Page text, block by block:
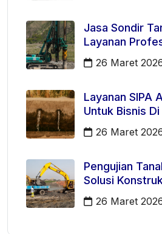
Jasa Sondir
Layanan
Kecamatan
26 Maret
Layanan SIPA
Untuk Bisnis
26 Maret
Pengujian
Solusi
Mertoyudan
26 Maret